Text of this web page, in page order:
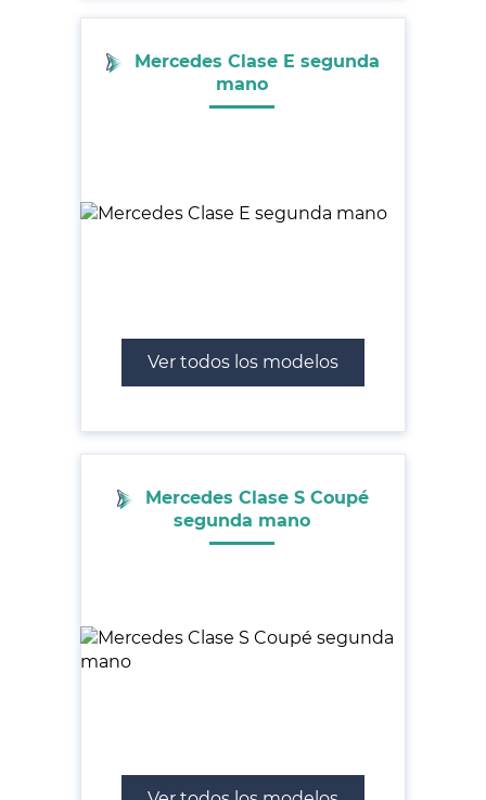
Mercedes Clase E segunda
mano
Ver todos los modelos
Mercedes Clase S Coupé
segunda mano